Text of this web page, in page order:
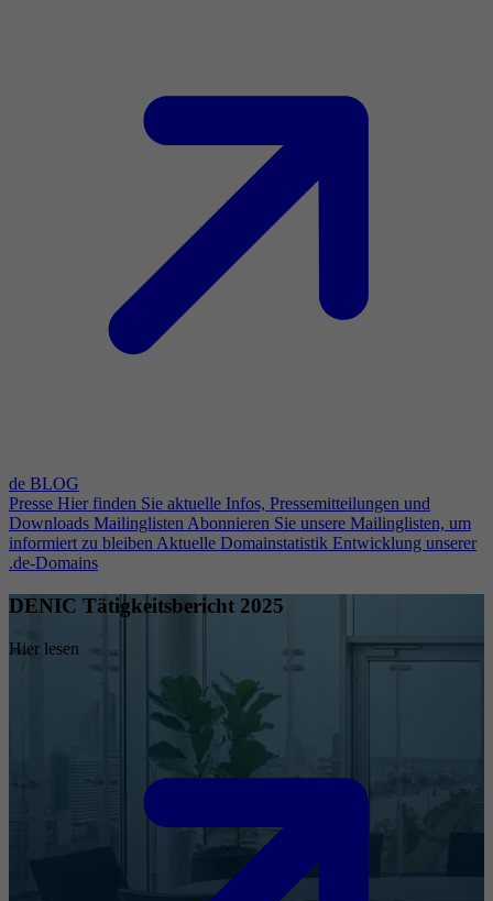
de BLOG
Presse Hier finden Sie aktuelle Infos, Pressemitteilungen und
Downloads Mailinglisten Abonnieren Sie unsere Mailinglisten, um
informiert zu bleiben Aktuelle Domainstatistik Entwicklung unserer
.de-Domains
DENIC Tätigkeitsbericht 2025
Hier lesen